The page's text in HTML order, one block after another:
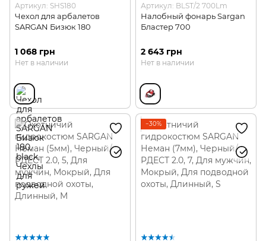
Артикул: SHS180
Чехол для арбалетов
SARGAN Бизюк 180
1 068 грн
Нет в наличии
Артикул: BLST/2 700Lm
Налобный фонарь Sargan
Бластер 700
2 643 грн
Нет в наличии
−30%